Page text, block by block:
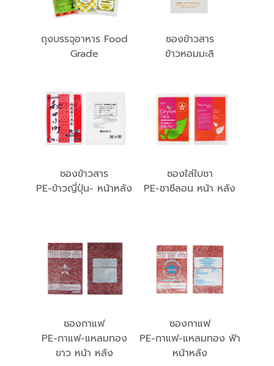
ถุงบรรจุอาหาร Food
Grade
ซองข้าวสาร
ข้าวหอมมะลิ
ซองข้าวสาร
PE-ข้าวญี่ปุ่น- หน้าหลัง
ซองใส่ใบชา
PE-ชาซีลอน หน้า หลัง
ซองกาแฟ
PE-กาแฟ-แหลมทอง
ขาว หน้า หลัง
ซองกาแฟ
PE-กาแฟ-แหลมทอง ฟ้า
หน้าหลัง